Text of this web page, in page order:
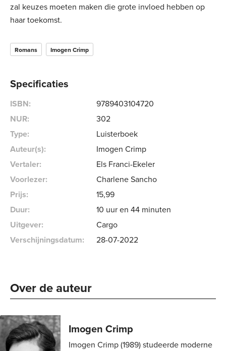
zal keuzes moeten maken die grote invloed hebben op
haar toekomst.
Romans Imogen Crimp
Specificaties
ISBN:
9789403104720
NUR:
302
Type:
Luisterboek
Auteur(s):
Imogen Crimp
Vertaler:
Els Franci-Ekeler
Voorlezer:
Charlene Sancho
Prijs:
15,99
Duur:
10 uur en 44 minuten
Uitgever:
Cargo
Verschijningsdatum:
28-07-2022
Over de auteur
Imogen Crimp
Imogen Crimp (1989) studeerde moderne